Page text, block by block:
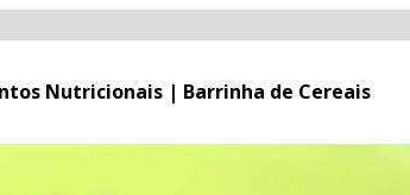
Nutricionais | Barrinha de Cereais